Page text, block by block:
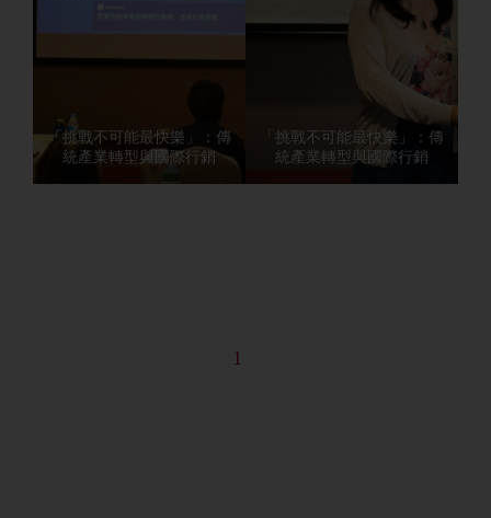
「挑戰不可能最快樂」：傳
統產業轉型與國際行銷
「挑戰不可能最快樂」：傳
統產業轉型與國際行銷
1